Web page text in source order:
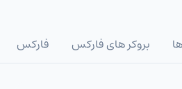
بروکر های فارکس فارکس